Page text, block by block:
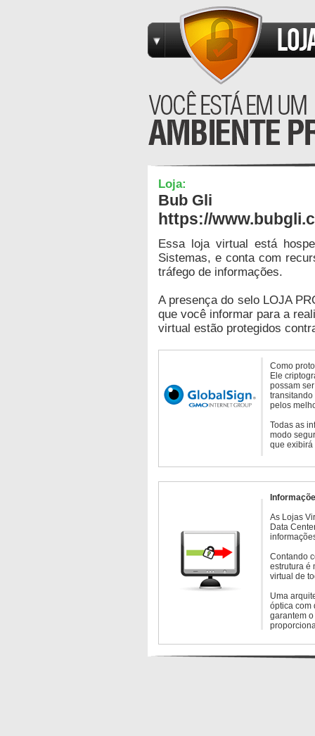
Loja:
Bub Gli
https://
Essa loja virtual está
Sistemas, e conta com
tráfego de informações.
A presença do selo LOJA
que você informar para a
virtual estão protegidos
Como
Ele
possam
transitando
pelos
Todas as
modo
que exibirá
As Lojas
Data
Contando
estrutura é
virtual de
Uma
óptica com
garantem